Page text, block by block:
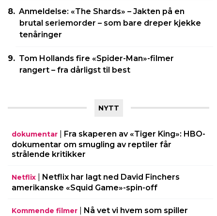
Anmeldelse: «The Shards» – Jakten på en
brutal seriemorder – som bare dreper kjekke
tenåringer
Tom Hollands fire «Spider-Man»-filmer
rangert – fra dårligst til best
NYTT
dokumentar
Fra skaperen av «Tiger King»: HBO-
dokumentar om smugling av reptiler får
strålende kritikker
Netflix
Netflix har lagt ned David Finchers
amerikanske «Squid Game»-spin-off
Kommende filmer
Nå vet vi hvem som spiller